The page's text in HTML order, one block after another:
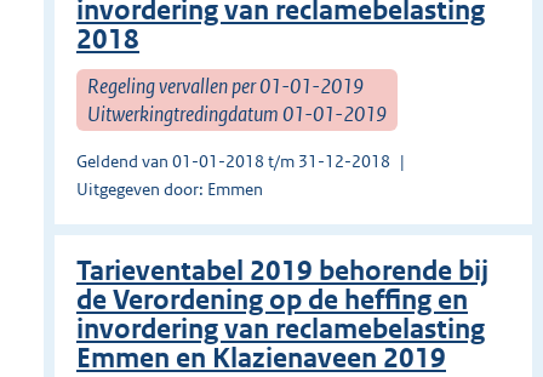
invordering van reclamebelasting
2018
Regeling vervallen per 01-01-2019
Uitwerkingtredingdatum 01-01-2019
Geldend van 01-01-2018 t/m 31-12-2018
Uitgegeven door: Emmen
Tarieventabel 2019 behorende bij
de Verordening op de heffing en
invordering van reclamebelasting
Emmen en Klazienaveen 2019